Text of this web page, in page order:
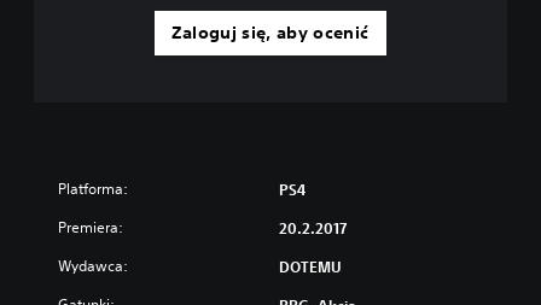
Zaloguj się, aby ocenić
Platforma: PS4
Premiera: 20.2.2017
Wydawca: DOTEMU